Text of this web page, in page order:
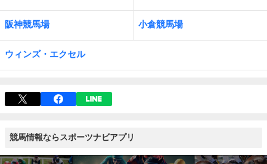
阪神競馬場 小倉競馬場
ウィンズ・エクセル
競馬情報ならスポーツナビアプリ